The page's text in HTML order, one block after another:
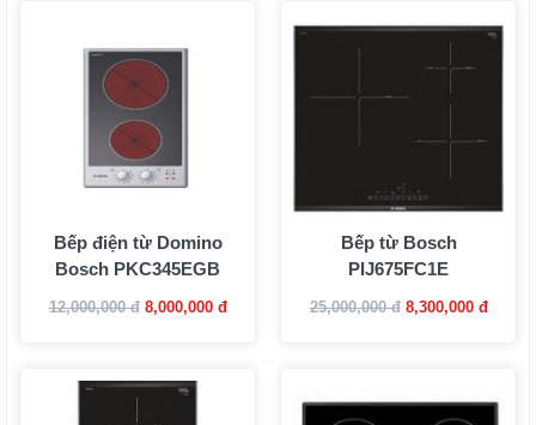
Bếp điện từ Domino
Bosch PKC345EGB
12,000,000 đ 8,000,000 đ
Bếp từ Bosch
PIJ675FC1E
25,000,000 đ 8,300,000 đ